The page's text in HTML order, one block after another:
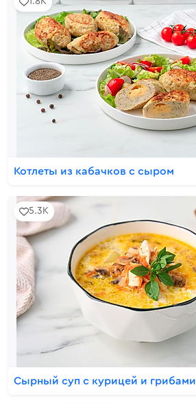
Котлеты из кабачков с сыром
5.3K
Сырный суп с курицей и грибами